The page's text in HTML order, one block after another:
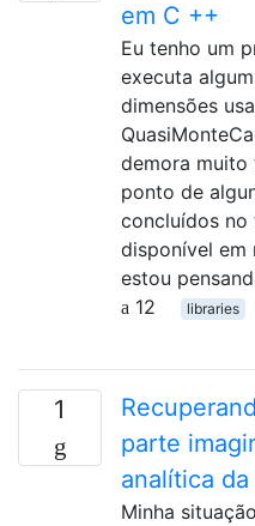
em C ++
Eu tenho um
executa
dimensões
demora muito
ponto de
concluídos no
disponível em
estou
12
libraries
1
parte
analítica
Minha